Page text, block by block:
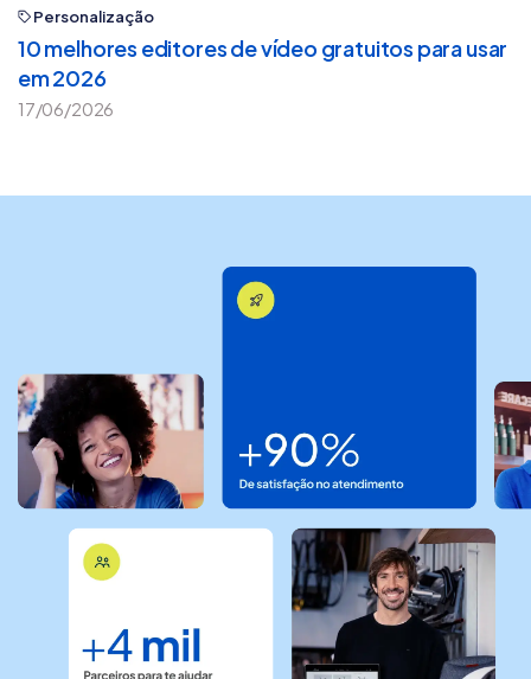
Personalização
10 melhores editores de vídeo gratuitos para usar
em 2026
17/06/2026